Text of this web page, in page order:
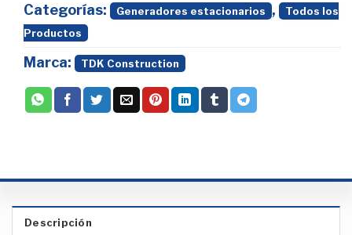
Categorías:
Generadores estacionarios ,
Todos los
Productos
Marca: TDK Construction
Descripción